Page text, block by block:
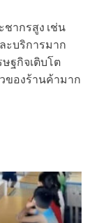
ชากรสูง เช่น
ะบริการมาก
ฐกิจเติบโต
ของร้านค้ามาก